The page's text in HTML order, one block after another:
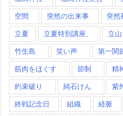
空間 突然の出来事 突然
立夏 立夏特別講座、 立山
竹生島 笑い声 第一関
筋肉をほぐす 節制 精
約束破り 純石けん 紫
終戦記念日 組織 経脈